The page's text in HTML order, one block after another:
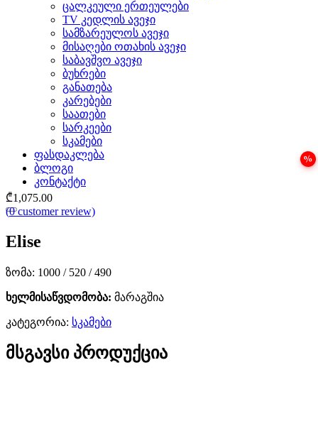
ცალკეული ერთეულები
TV კედლის ავეჯი
სამზარეულოს ავეჯი
მისაღები ოთახის ავეჯი
საბავშვო ავეჯი
ბუხრები
განათება
კარებები
საათები
სარკეები
სკამები
ფასდაკლება
ბლოგი
კონტაქტი
₾1,075.00
(0customer review)
Elise
ზომა: 1000 / 520 / 490
ხელმისაწვდომობა: მარაგშია
კატეგორია: სკამები
მსგავსი პროდუქცია